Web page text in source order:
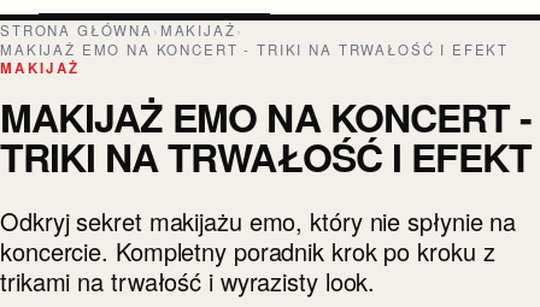
STRONA GŁÓWNA› MAKIJAŻ›
MAKIJAŻ EMO NA KONCERT - TRIKI NA TRWAŁOŚĆ I EFEKT
MAKIJAŻ
MAKIJAŻ EMO NA KONCERT -
TRIKI NA TRWAŁOŚĆ I EFEKT
Odkryj sekret makijażu emo, który nie spłynie na
koncercie. Kompletny poradnik krok po kroku z
trikami na trwałość i wyrazisty look.